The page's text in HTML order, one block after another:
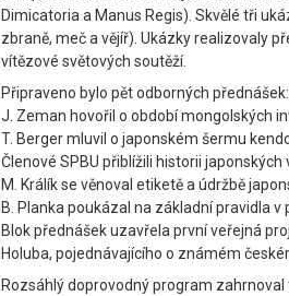
Dimicatoria a Manus Regis). Skvělé tři
zbraně, meč a vějíř). Ukázky realizovaly
vítězové světových soutěží.
Připraveno bylo pět odborných přednášek:
J. Zeman hovořil o období mongolských
T. Berger mluvil o japonském šermu
Členové SPBU přiblížili historii japonských
M. Králík se věnoval etiketě a údržbě
B. Planka poukázal na základní pravidla
Blok přednášek uzavřela první veřejná
Holuba, pojednávajícího o známém
Rozsáhlý doprovodný program